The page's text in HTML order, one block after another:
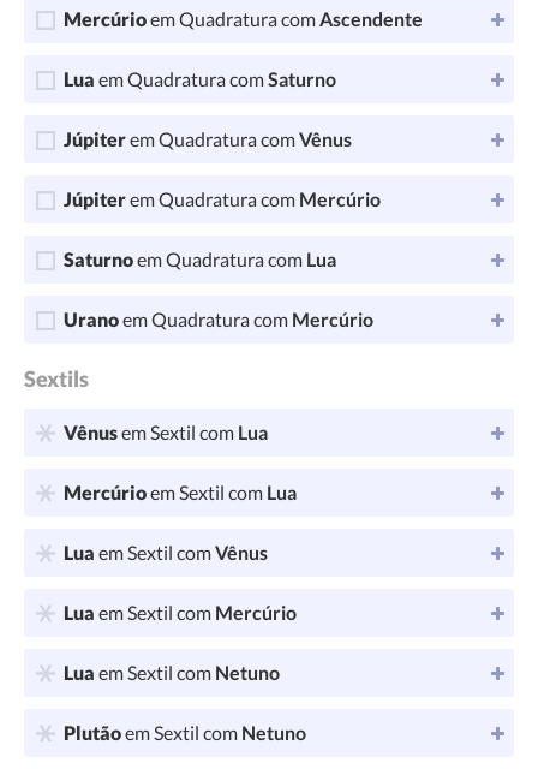
Mercúrioem Quadratura comAscendente
Lua em Quadratura comSaturno
Júpiterem Quadratura comVênus
Júpiterem Quadratura com Mercúrio
Saturnoem Quadratura com Lua
Uranoem Quadratura com Mercúrio
Sextils
Vênusem Sextil com Lua
Mercúrioem Sextil com Lua
Lua em Sextil comVênus
Lua em Sextil com Mercúrio
Lua em Sextil com Netuno
Plutãoem Sextil com Netuno